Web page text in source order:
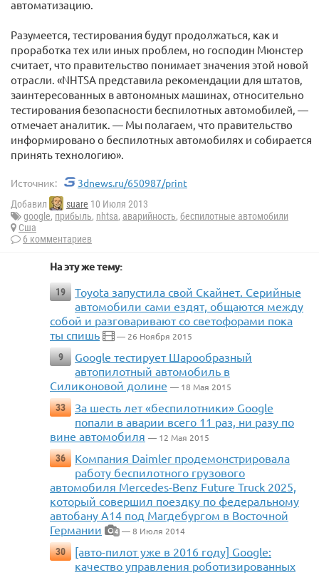
автоматизацию.
Разумеется, тестирования будут продолжаться, как и
проработка тех или иных проблем, но господин Мюнстер
считает, что правительство понимает значения этой новой
отрасли. «NHTSA представила рекомендации для штатов,
заинтересованных в автономных машинах, относительно
тестирования безопасности беспилотных автомобилей, —
отмечает аналитик. — Мы полагаем, что правительство
информировано о беспилотных автомобилях и собирается
принять технологию».
Источник: 3dnews.ru/650987/print
Добавил suare 10 Июля 2013
google, прибыль, nhtsa, аварийность, беспилотные автомобили
Сша
6 комментариев
На эту же тему:
19
Toyota запустила свой Скайнет. Серийные
автомобили сами ездят, общаются между
собой и разговаривают со светофорами пока
ты спишь
— 26 Ноября 2015
9
Google тестирует Шарообразный
автопилотный автомобиль в
Силиконовой долине — 18 Мая 2015
33
За шесть лет «беспилотники» Google
попали в аварии всего 11 раз, ни разу по
вине автомобиля — 12 Мая 2015
36
Компания Daimler продемонстрировала
работу беспилотного грузового
автомобиля Mercedes-Benz Future Truck 2025,
который совершил поездку по федеральному
автобану A14 под Магдебургом в Восточной
Германии
4 — 8 Июля 2014
30
[авто-пилот уже в 2016 году] Google:
качество управления роботизированных